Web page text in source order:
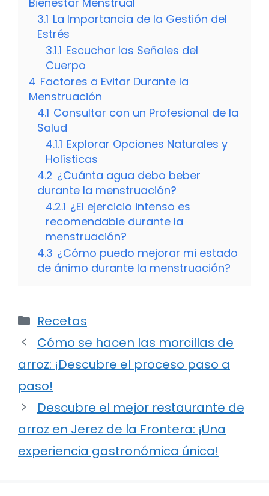
3.1 La Importancia de la Gestión del
Estrés
3.1.1 Escuchar las Señales del
Cuerpo
4 Factores a Evitar Durante la
Menstruación
4.1 Consultar con un Profesional de la
Salud
4.1.1 Explorar Opciones Naturales y
Holísticas
4.2 ¿Cuánta agua debo beber
durante la menstruación?
4.2.1 ¿El ejercicio intenso es
recomendable durante la
menstruación?
4.3 ¿Cómo puedo mejorar mi estado
de ánimo durante la menstruación?
Categorías
Recetas
Cómo se hacen las morcillas de
arroz: ¡Descubre el proceso paso a
paso!
Descubre el mejor restaurante de
arroz en Jerez de la Frontera: ¡Una
experiencia gastronómica única!